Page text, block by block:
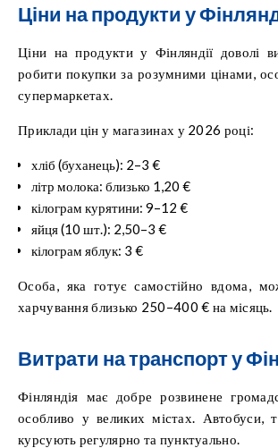
Ціни на продукти у
Ціни на продукти у Фінляндії доволі
робити покупки за розумними цінами,
супермаркетах.
Приклади цін у магазинах у 2026 році:
хліб (буханець): 2–3 €
літр молока: близько 1,20 €
кілограм курятини: 9–12 €
яйця (10 шт.): 2,50–3 €
кілограм яблук: 3 €
Особа, яка готує самостійно вдома,
харчування близько 250–400 € на місяць.
Витрати на транспорт у
Фінляндія має добре розвинене
особливо у великих містах. Автобуси,
курсують регулярно та пунктуально.